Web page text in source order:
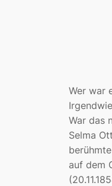
Wer war
War das
Selma
auf dem